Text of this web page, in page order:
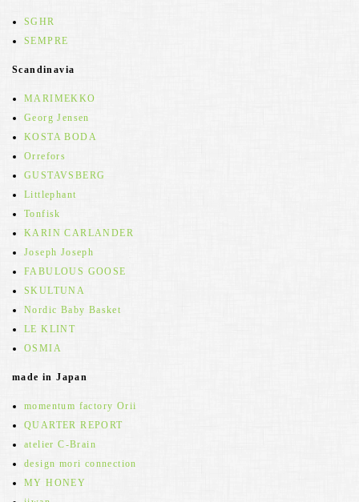
SGHR
SEMPRE
Scandinavia
MARIMEKKO
Georg Jensen
KOSTA BODA
Orrefors
GUSTAVSBERG
Littlephant
Tonfisk
KARIN CARLANDER
Joseph Joseph
FABULOUS GOOSE
SKULTUNA
Nordic Baby Basket
LE KLINT
OSMIA
made in Japan
momentum factory Orii
QUARTER REPORT
atelier C-Brain
design mori connection
MY HONEY